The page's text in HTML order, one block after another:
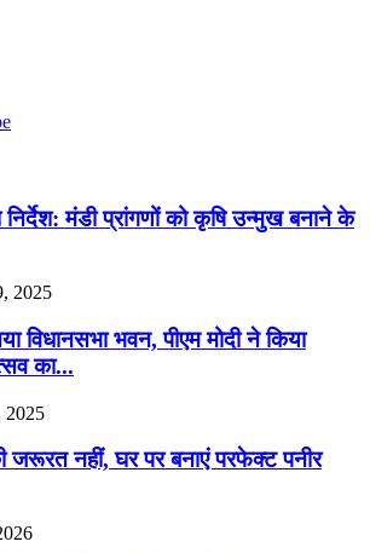
निर्देश: मंडी प्रांगणों को कृषि उन्मुख बनाने के
2025
विधानसभा भवन, पीएम मोदी ने किया
का...
2025
जरूरत नहीं, घर पर बनाएं परफेक्ट पनीर